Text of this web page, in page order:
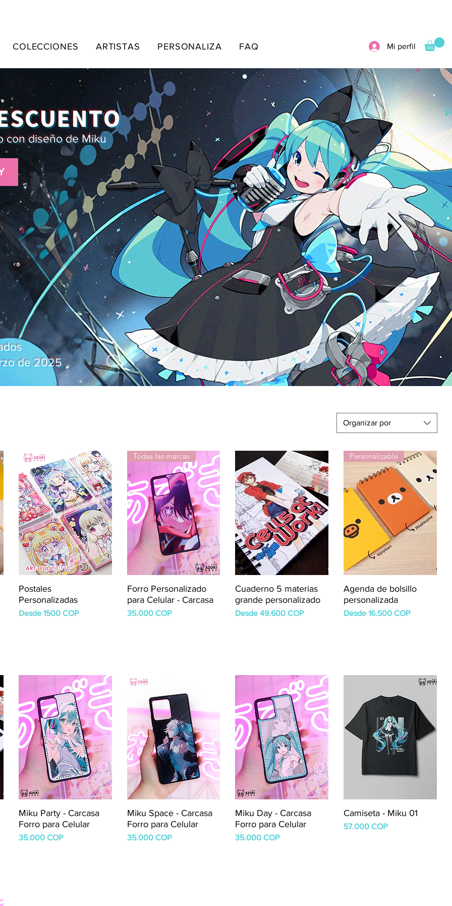
COLECCIONES ARTISTAS PERSONALIZA FAQ Mi perfil
con diseño de Miku
de 2025
Organizar por
Postales
Personalizadas
Desde 1500 COP
Precio de oferta
Todas las marcas
Forro Personalizado
para Celular - Carcasa
Precio
35.000 COP
Cuaderno 5 materias
grande personalizado
Desde49.600 COP
Precio de oferta
Personalizable
Agenda de bolsillo
personalizada
Desde16.500 COP
Precio de oferta
Miku Party - Carcasa
Forro para Celular
Precio
35.000 COP
Miku Space - Carcasa
Forro para Celular
Precio
35.000 COP
Miku Day - Carcasa
Forro para Celular
Precio
35.000 COP
Camiseta - Miku 01
Precio
57.000 COP